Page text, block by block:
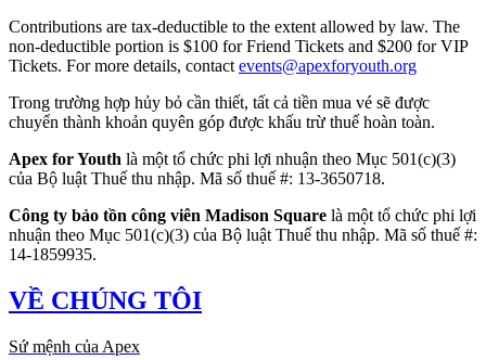
Contributions are tax-deductible to the extent allowed by law. The
non-deductible portion is $100 for Friend Tickets and $200 for VIP
Tickets. For more details, contact events@apexforyouth.org
Trong trường hợp hủy bỏ cần thiết, tất cả tiền mua vé sẽ được
chuyển thành khoản quyên góp được khấu trừ thuế hoàn toàn.
Apex for Youth là một tổ chức phi lợi nhuận theo Mục 501(c)(3)
của Bộ luật Thuế thu nhập. Mã số thuế #: 13-3650718.
Công ty bảo tồn công viên Madison Square là một tổ chức phi lợi
nhuận theo Mục 501(c)(3) của Bộ luật Thuế thu nhập. Mã số thuế #:
14-1859935.
VỀ CHÚNG TÔI
Sứ mệnh của Apex